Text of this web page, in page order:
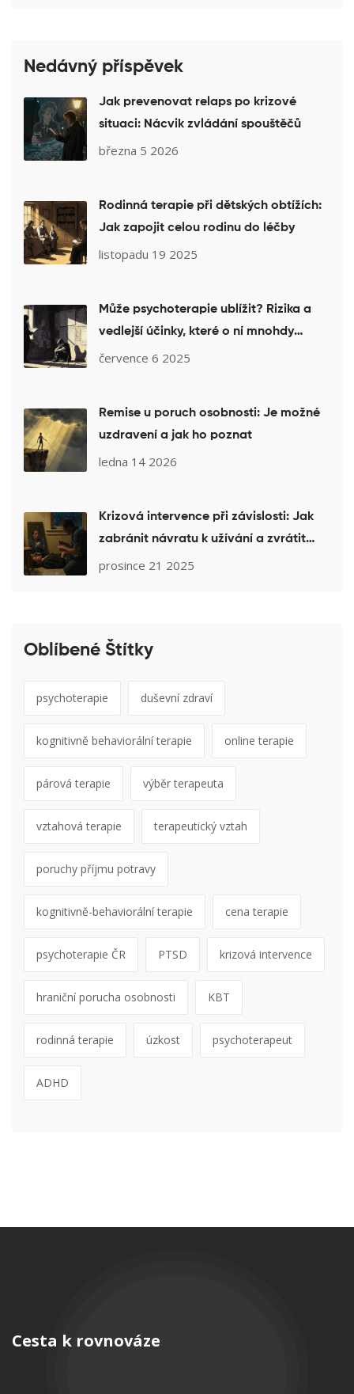
Nedávný příspěvek
Jak prevenovat relaps po krizové
situaci: Nácvik zvládání spouštěčů
března 5 2026
Rodinná terapie při dětských obtížích:
Jak zapojit celou rodinu do léčby
listopadu 19 2025
Může psychoterapie ublížit? Rizika a
vedlejší účinky, které o ní mnohdy
nevíte
července 6 2025
Remise u poruch osobnosti: Je možné
uzdravení a jak ho poznat
ledna 14 2026
Krizová intervence při závislosti: Jak
zabránit návratu k užívání a zvrátit
zhoršení stavu
prosince 21 2025
Oblíbené Štítky
psychoterapie duševní zdraví
kognitivně behaviorální terapie online terapie
párová terapie výběr terapeuta
vztahová terapie terapeutický vztah
poruchy příjmu potravy
kognitivně-behaviorální terapie cena terapie
psychoterapie ČR PTSD krizová intervence
hraniční porucha osobnosti KBT
rodinná terapie úzkost psychoterapeut
ADHD
Cesta k rovnováze